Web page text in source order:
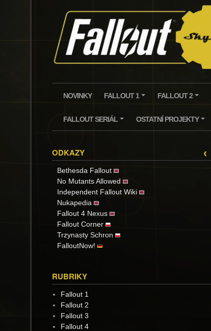
NOVINKY FALLOUT 1 FALLOUT 2
+
FALLOUT SERIÁL
+
OSTATNÍ PROJEKTY
‹
ODKAZY
Bethesda Fallout
No Mutants Allowed
Independent Fallout Wiki
Nukapedia
Fallout 4 Nexus
Fallout Corner
Trzynasty Schron
FalloutNow!
RUBRIKY
Fallout 1
Fallout 2
Fallout 3
Fallout 4